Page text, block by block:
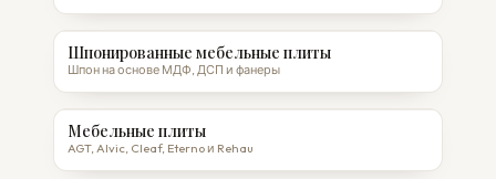
Шпонированные мебельные плиты
Шпон на основе МДФ, ДСП и фанеры
Мебельные плиты
AGT, Alvic, Cleaf, Eterno и Rehau